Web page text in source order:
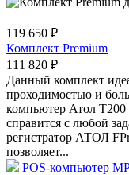
119 650 ₽
Комплект Premium
111 820 ₽
Данный комплект
проходимостью и
компьютер Атол Т200
справится с любой
регистратор АТОЛ
позволяет...
POS-компьютер